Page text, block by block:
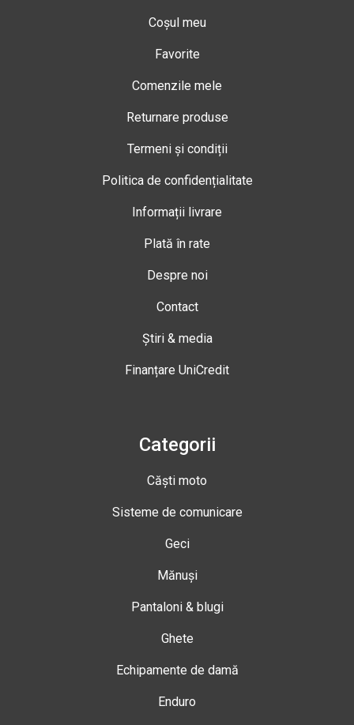
Coșul meu
Favorite
Comenzile mele
Returnare produse
Termeni și condiții
Politica de confidențialitate
Informații livrare
Plată în rate
Despre noi
Contact
Știri & media
Finanțare UniCredit
Categorii
Căști moto
Sisteme de comunicare
Geci
Mănuși
Pantaloni & blugi
Ghete
Echipamente de damă
Enduro